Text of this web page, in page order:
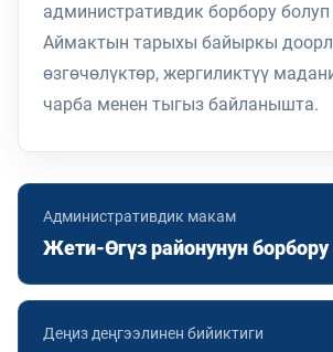
административдик борбору болуп
Аймактын тарыхы байыркы
өзгөчөлүктөр, жергиликтүү
чарба менен тыгыз байланышта.
Административдик макам
Жети-Өгүз районунун борбору
Деңиз деңгээлинен бийиктиги